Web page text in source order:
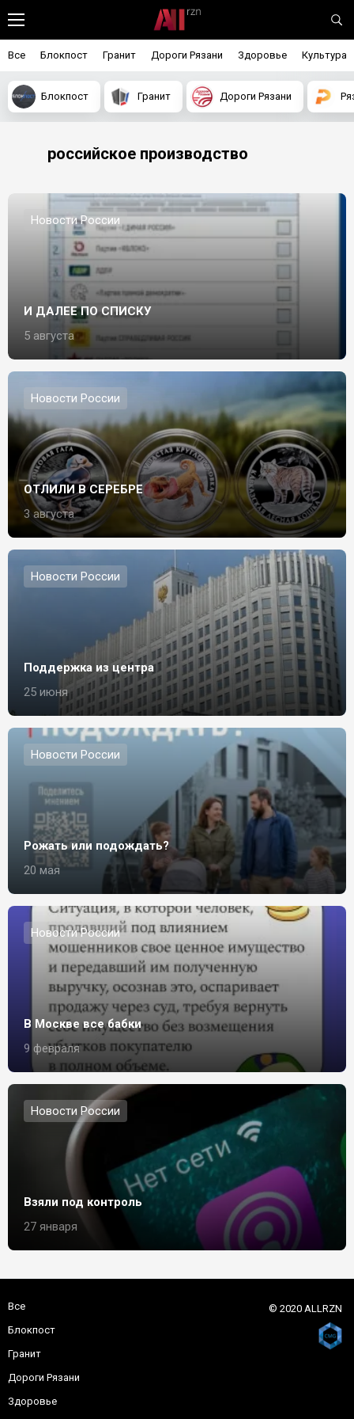
Все Блокпост Гранит Дороги Рязани Здоровье Культура
Блокпост Гранит Дороги Рязани
российское производство
Новости России
И ДАЛЕЕ ПО СПИСКУ
5 августа
Новости России
ОТЛИЛИ В СЕРЕБРЕ
3 августа
Новости России
Поддержка из центра
25 июня
Новости России
Рожать или подождать?
20 мая
Новости России
В Москве все бабки
9 февраля
Новости России
Взяли под контроль
27 января
Все
Блокпост
Гранит
Дороги Рязани
Здоровье
© 2020 ALLRZN